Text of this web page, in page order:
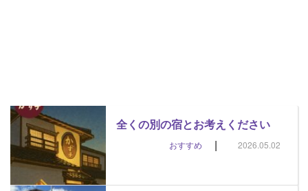
全くの別の宿とお考えください
おすすめ | 2026.05.02